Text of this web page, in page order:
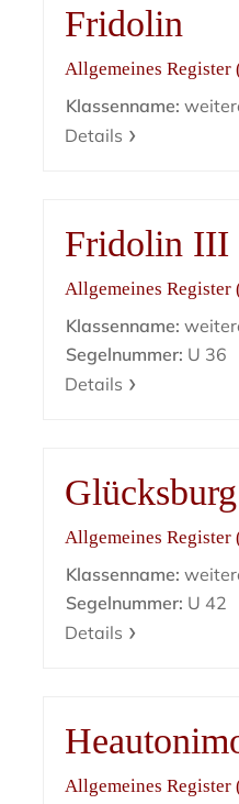
Fridolin
Allgemeines Register
Klassenname:
Details
Fridolin III
Allgemeines Register
Klassenname:
Segelnummer: U 36
Details
Glücksburg
Allgemeines Register
Klassenname:
Segelnummer: U 42
Details
Allgemeines Register